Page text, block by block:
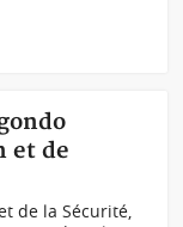
et de
de la Sécurité,